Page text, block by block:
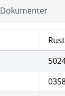
Dokumenter